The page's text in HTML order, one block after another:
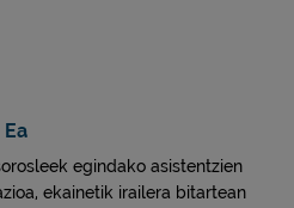
egindako asistentzien
ekainetik irailera bitartean